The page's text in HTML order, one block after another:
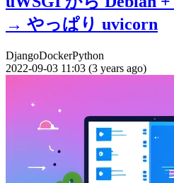
→ やっぱり uvicorn
DjangoDockerPython
2022-09-03 11:03 (3 years ago)